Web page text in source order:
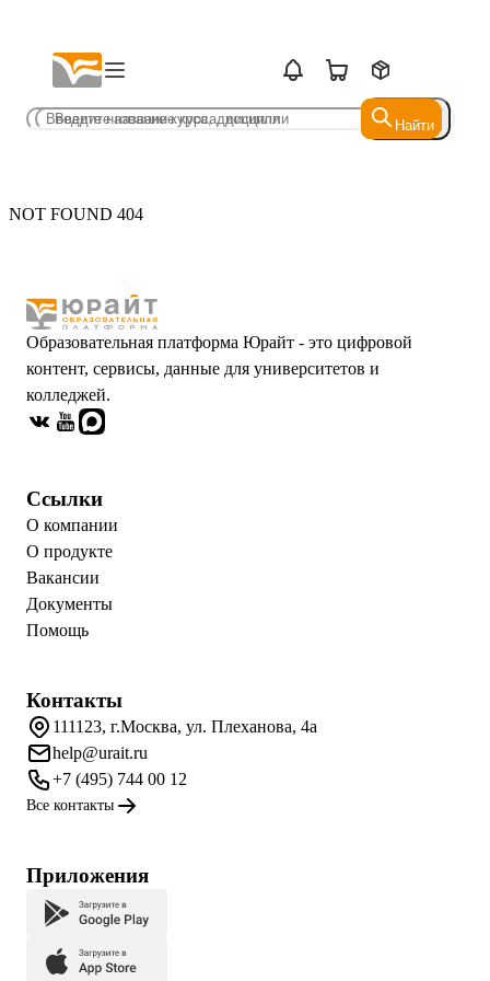
Найти
Найти
NOT FOUND 404
Образовательная платформа Юрайт - это цифровой
контент, сервисы, данные для университетов и
колледжей.
Ссылки
О компании
О продукте
Вакансии
Документы
Помощь
Контакты
111123, г.Москва, ул. Плеханова, 4а
help@urait.ru
+7 (495) 744 00 12
Все контакты
Приложения